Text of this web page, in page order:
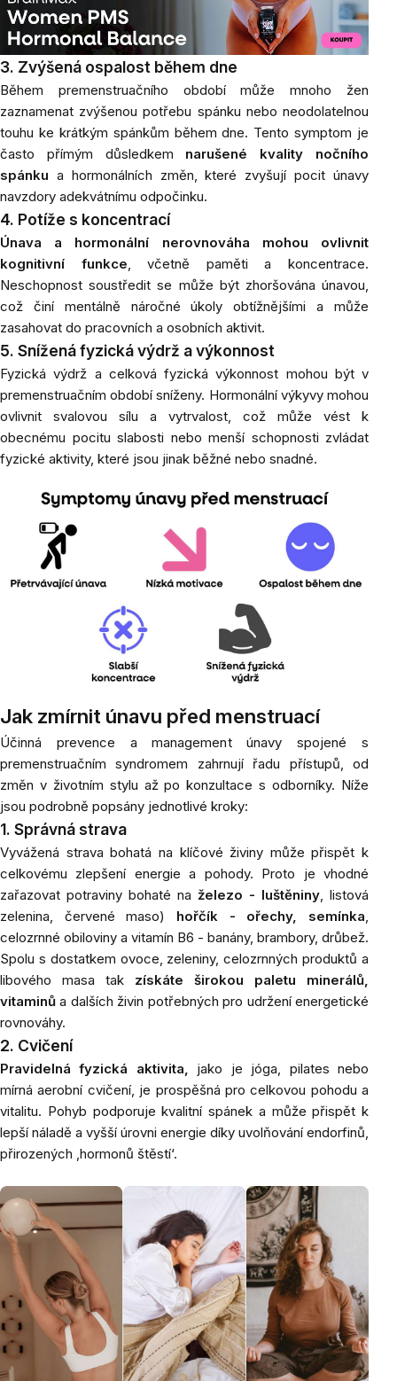
3. Zvýšená ospalost během dne
Během premenstruačního období může mnoho žen
zaznamenat zvýšenou potřebu spánku nebo neodolatelnou
touhu ke krátkým spánkům během dne. Tento symptom je
často přímým důsledkem narušené kvality nočního
spánku a hormonálních změn, které zvyšují pocit únavy
navzdory adekvátnímu odpočinku.
4. Potíže s koncentrací
Únava a hormonální nerovnováha mohou ovlivnit
kognitivní funkce, včetně paměti a koncentrace.
Neschopnost soustředit se může být zhoršována únavou,
což činí mentálně náročné úkoly obtížnějšími a může
zasahovat do pracovních a osobních aktivit.
5. Snížená fyzická výdrž a výkonnost
Fyzická výdrž a celková fyzická výkonnost mohou být v
premenstruačním období sníženy. Hormonální výkyvy mohou
ovlivnit svalovou sílu a vytrvalost, což může vést k
obecnému pocitu slabosti nebo menší schopnosti zvládat
fyzické aktivity, které jsou jinak běžné nebo snadné.
Jak zmírnit únavu před menstruací
Účinná prevence a management únavy spojené s
premenstruačním syndromem zahrnují řadu přístupů, od
změn v životním stylu až po konzultace s odborníky. Níže
jsou podrobně popsány jednotlivé kroky:
1. Správná strava
Vyvážená strava bohatá na klíčové živiny může přispět k
celkovému zlepšení energie a pohody. Proto je vhodné
zařazovat potraviny bohaté na železo - luštěniny, listová
zelenina, červené maso) hořčík - ořechy, semínka,
celozrnné obiloviny a vitamín B6 - banány, brambory, drůbež.
Spolu s dostatkem ovoce, zeleniny, celozrnných produktů a
libového masa tak získáte širokou paletu minerálů,
vitaminů a dalších živin potřebných pro udržení energetické
rovnováhy.
2. Cvičení
Pravidelná fyzická aktivita, jako je jóga, pilates nebo
mírná aerobní cvičení, je prospěšná pro celkovou pohodu a
vitalitu. Pohyb podporuje kvalitní spánek a může přispět k
lepší náladě a vyšší úrovni energie díky uvolňování endorfinů,
přirozených ‚hormonů štěstí‘.